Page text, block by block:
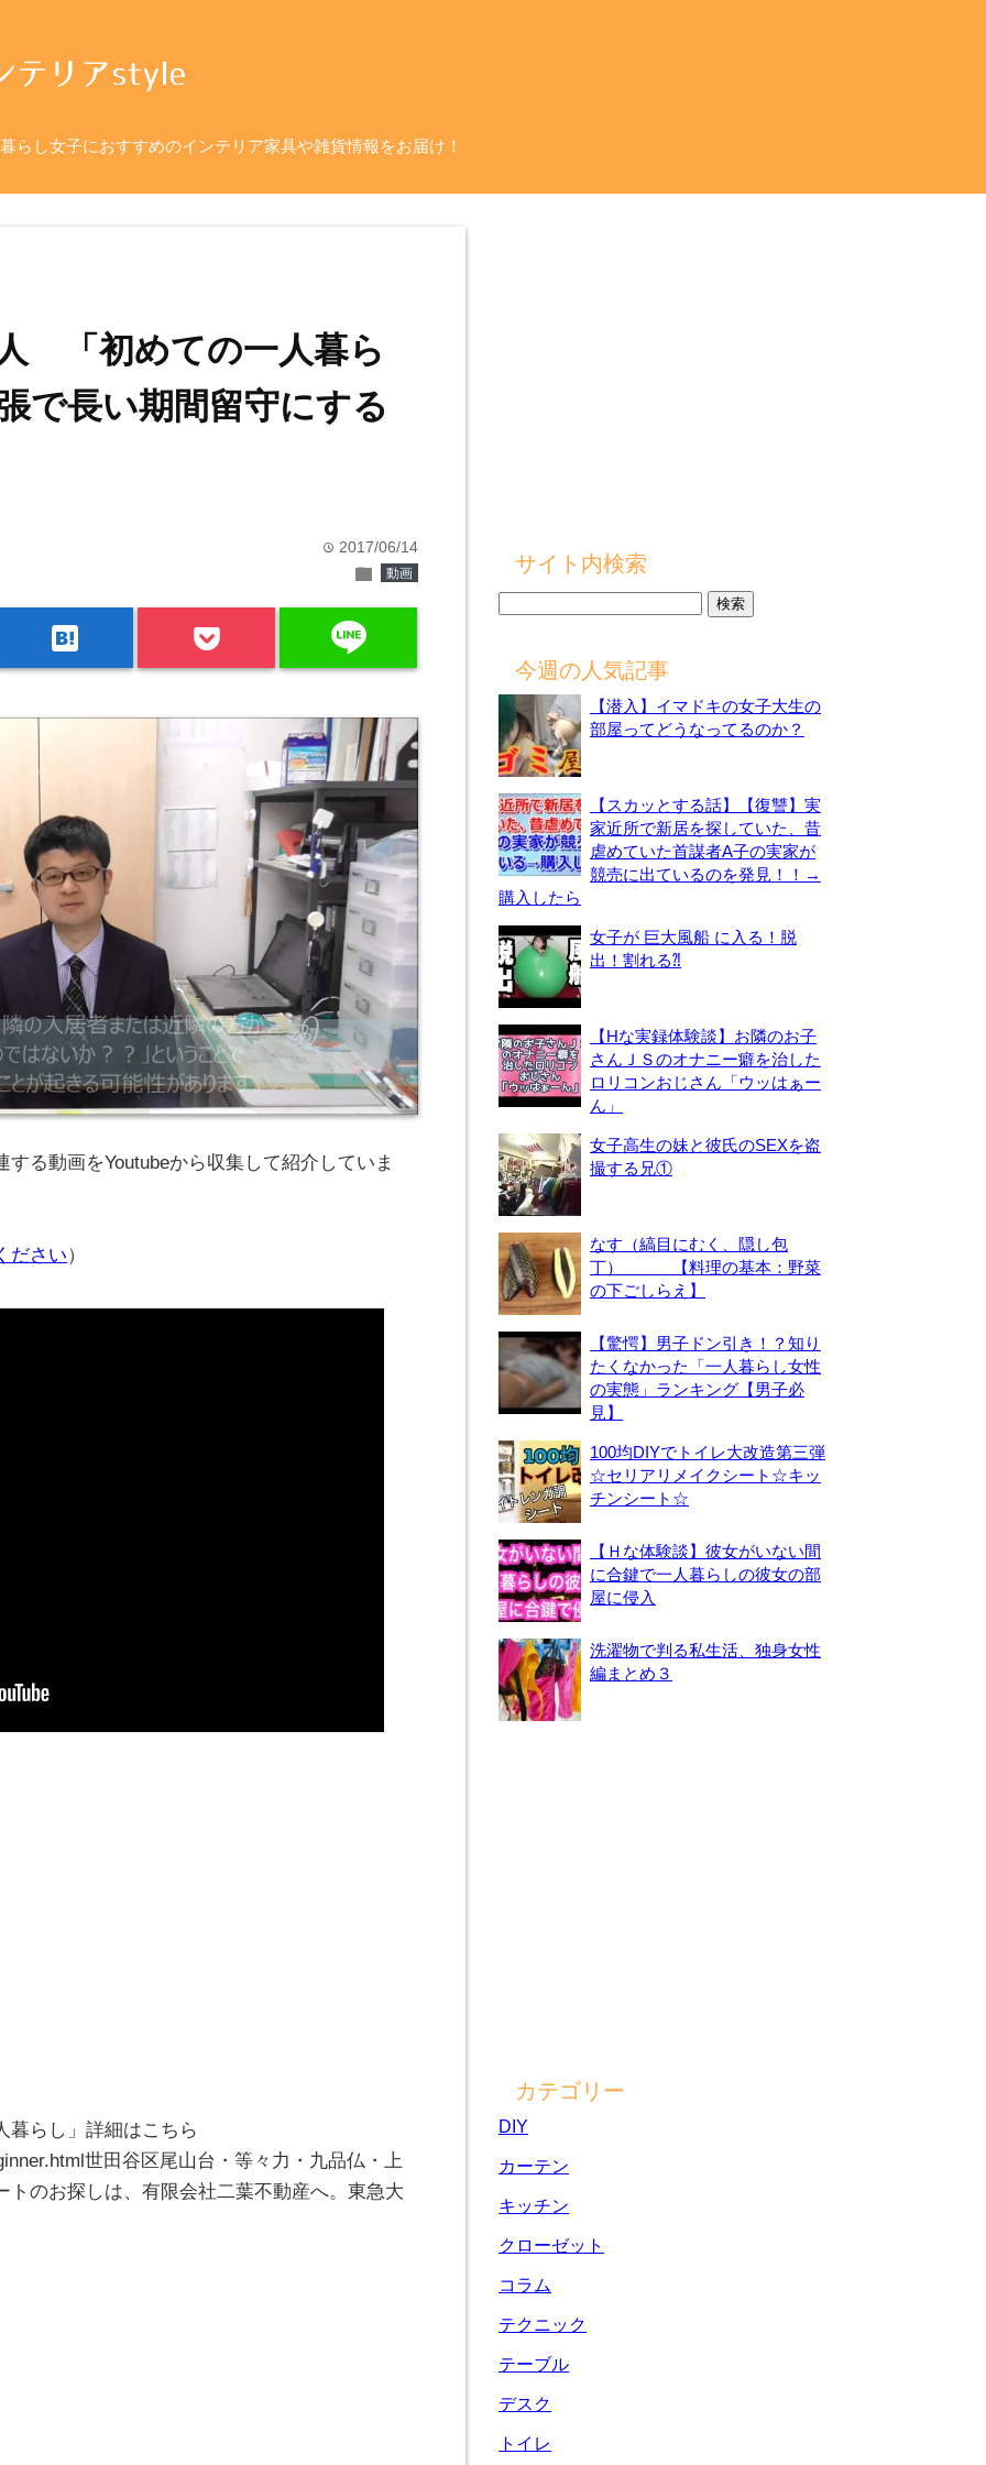
らし女子におすすめのインテリア家具や雑貨情報をお届け！
「初めての一人暮ら
で長い期間留守にする
time 2017/06/14
folder 動画
hatenabookmark line
る動画をYoutubeから収集して紹介していま
ださい）
暮らし」詳細はこちら
世田谷区尾山台・等々力・九品仏・上
トのお探しは、有限会社二葉不動産へ。東急大
サイト内検索
今週の人気記事
【潜入】イマドキの女子大生の
部屋ってどうなってるのか？
【スカッとする話】【復讐】実
家近所で新居を探していた、昔
虐めていた首謀者A子の実家が
競売に出ているのを発見！！→
購入したら
女子が 巨大風船 に入る！脱
出！割れる⁈
【Hな実録体験談】お隣のお子
さんＪＳのオナニー癖を治した
ロリコンおじさん「ウッはぁー
ん」
女子高生の妹と彼氏のSEXを盗
撮する兄①
なす（縞目にむく、隠し包
丁） 【料理の基本：野菜
の下ごしらえ】
【驚愕】男子ドン引き！？知り
たくなかった「一人暮らし女性
の実態」ランキング【男子必
見】
100均DIYでトイレ大改造第三弾
☆セリアリメイクシート☆キッ
チンシート☆
【Ｈな体験談】彼女がいない間
に合鍵で一人暮らしの彼女の部
屋に侵入
洗濯物で判る私生活、独身女性
編まとめ３
カテゴリー
DIY
カーテン
キッチン
クローゼット
コラム
テクニック
テーブル
デスク
トイレ